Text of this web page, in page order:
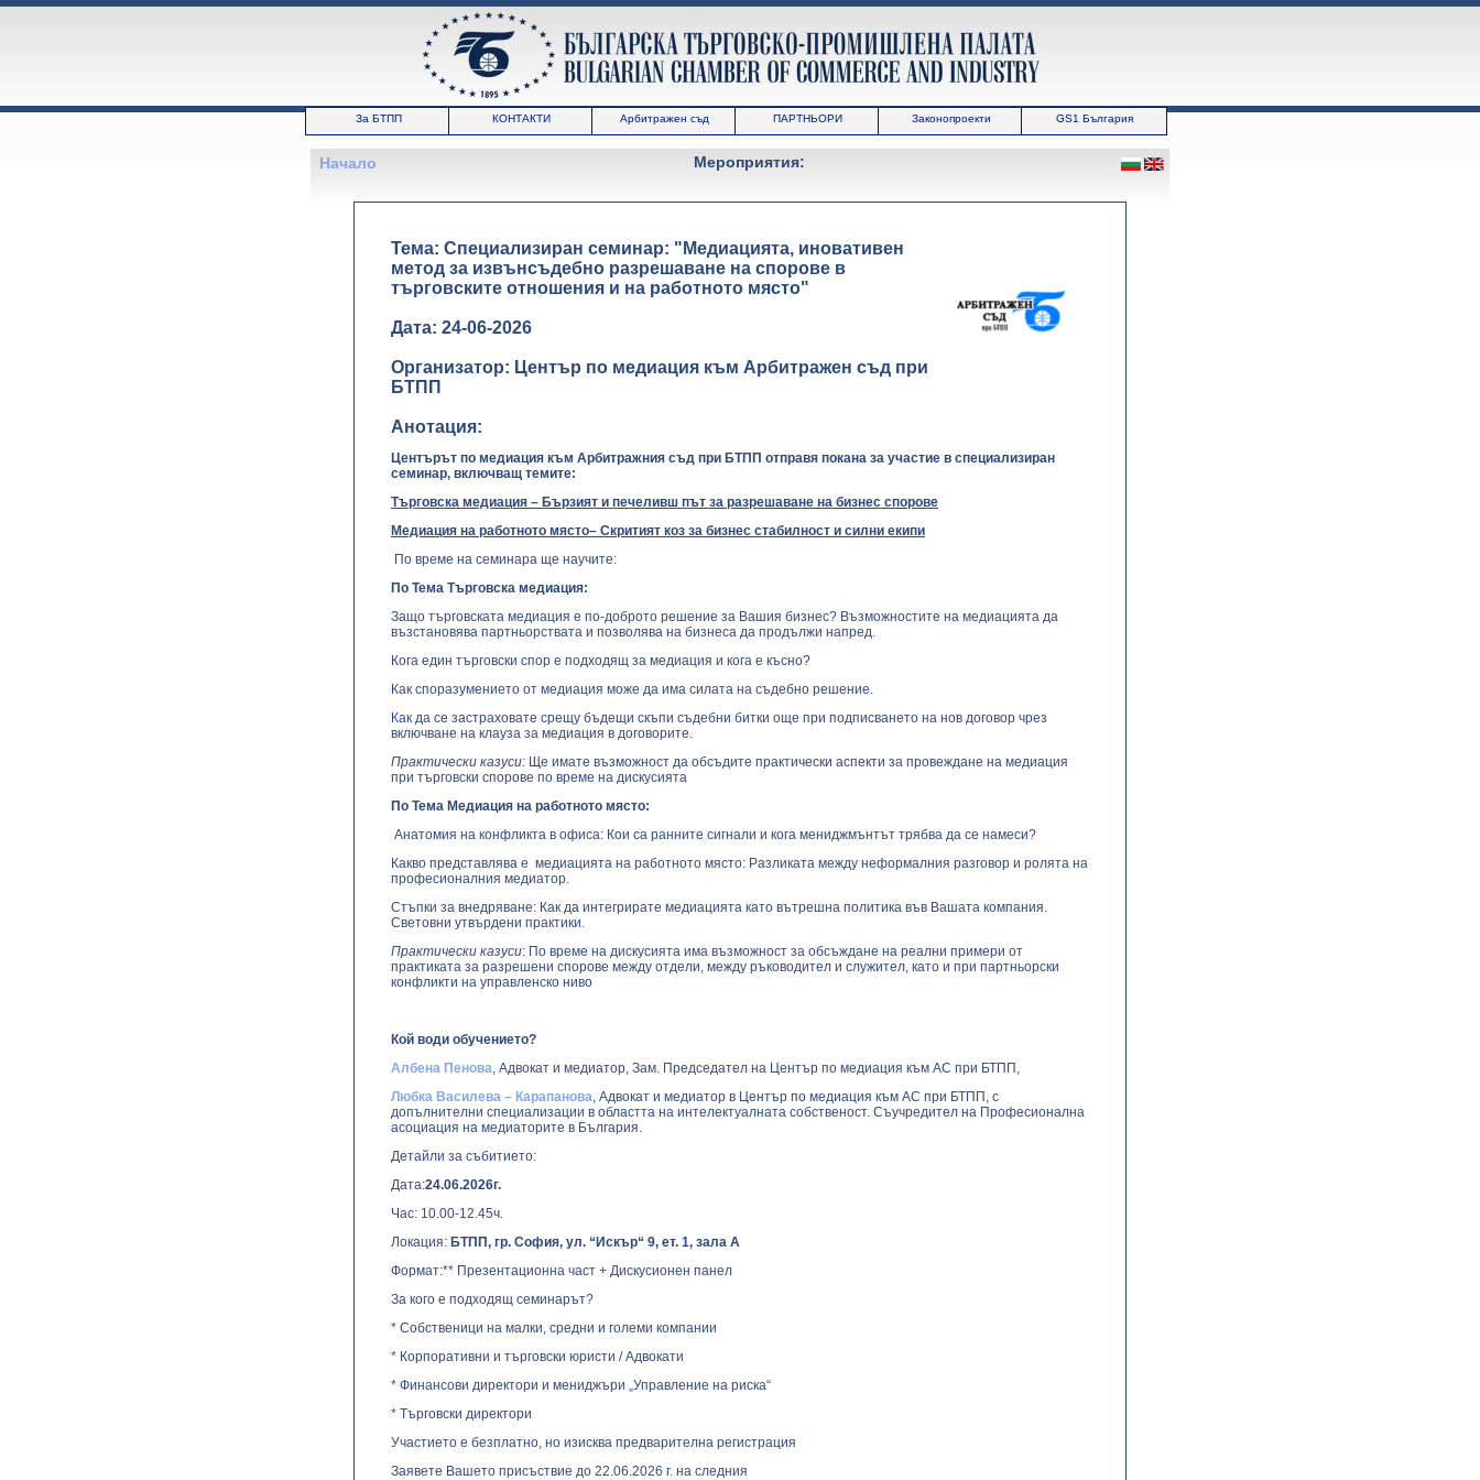
За БТПП КОНТАКТИ Арбитражен съд ПАРТНЬОРИ Законопроекти GS1 България
Начало Мероприятия:
Тема: Специализиран семинар: "Медиацията, иновативен
метод за извънсъдебно разрешаване на спорове в
търговските отношения и на работното място"
Дата: 24-06-2026
Организатор: Център по медиация към Арбитражен съд при
БТПП
Анотация:
Центърът по медиация към Арбитражния съд при БТПП отправя покана за участие в специализиран
семинар, включващ темите:
Търговска медиация – Бързият и печеливш път за разрешаване на бизнес спорове
Медиация на работното място– Скритият коз за бизнес стабилност и силни екипи
По време на семинара ще научите:
По Тема Търговска медиация:
Защо търговската медиация е по-доброто решение за Вашия бизнес? Възможностите на медиацията да
възстановява партньорствата и позволява на бизнеса да продължи напред.
Кога един търговски спор е подходящ за медиация и кога е късно?
Как споразумението от медиация може да има силата на съдебно решение.
Как да се застраховате срещу бъдещи скъпи съдебни битки още при подписването на нов договор чрез
включване на клауза за медиация в договорите.
Практически казуси: Ще имате възможност да обсъдите практически аспекти за провеждане на медиация
при търговски спорове по време на дискусията
По Тема Медиация на работното място:
Анатомия на конфликта в офиса: Кои са ранните сигнали и кога мениджмънтът трябва да се намеси?
Какво представлява е медиацията на работното място: Разликата между неформалния разговор и ролята на
професионалния медиатор.
Стъпки за внедряване: Как да интегрирате медиацията като вътрешна политика във Вашата компания.
Световни утвърдени практики.
Практически казуси: По време на дискусията има възможност за обсъждане на реални примери от
практиката за разрешени спорове между отдели, между ръководител и служител, като и при партньорски
конфликти на управленско ниво
Кой води обучението?
Албена Пенова, Адвокат и медиатор, Зам. Председател на Център по медиация към АС при БТПП,
Любка Василева – Карапанова, Адвокат и медиатор в Център по медиация към АС при БТПП, с
допълнителни специализации в областта на интелектуалната собственост. Съучредител на Професионална
асоциация на медиаторите в България.
Детайли за събитието:
Дата:24.06.2026г.
Час: 10.00-12.45ч.
Локация: БТПП, гр. София, ул. “Искър“ 9, ет. 1, зала А
Формат:** Презентационна част + Дискусионен панел
За кого е подходящ семинарът?
* Собственици на малки, средни и големи компании
* Корпоративни и търговски юристи / Адвокати
* Финансови директори и мениджъри „Управление на риска“
* Търговски директори
Участието е безплатно, но изисква предварителна регистрация
Заявете Вашето присъствие до 22.06.2026 г. на следния